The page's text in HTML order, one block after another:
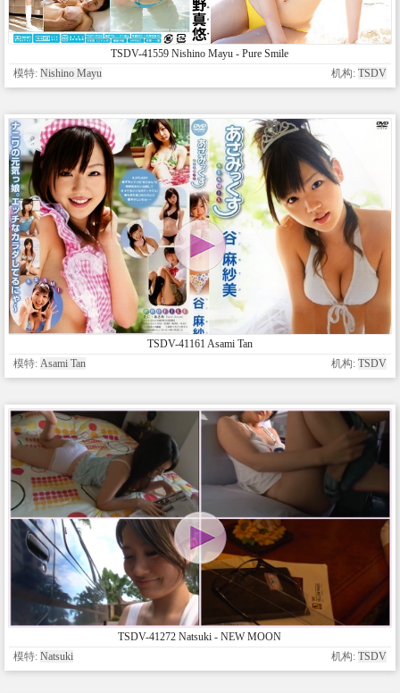
TSDV-41559 Nishino Mayu - Pure Smile
模特: Nishino Mayu 机构: TSDV
TSDV-41161 Asami Tan
模特: Asami Tan 机构: TSDV
TSDV-41272 Natsuki - NEW MOON
模特: Natsuki 机构: TSDV